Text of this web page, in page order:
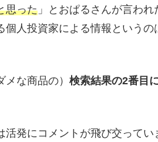
思った 」とおぱるさんが言わ
人投資家による情報という
な商品の） 検索結果の2番目
発にコメントが飛び交ってい